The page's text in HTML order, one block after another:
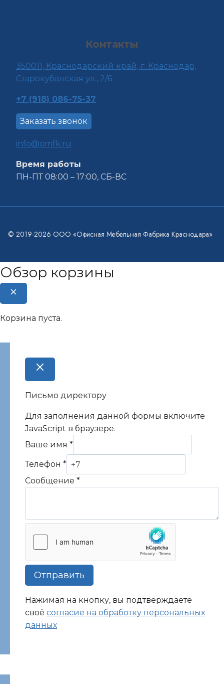
Контакты
350011, Краснодарский край, г. Краснодар,
Старокубанская ул., 2/6
+7 (918) 086-75-37
Заказать звонок
info@omfk.ru
Время работы
ПН-ПТ 08:00 – 17:00, СБ-ВС
© 2019-2026 ООО «Офисная Мебельная Фабрика Краснодара»
Обзор корзины
Корзина пуста.
Письмо директору
Для заполнения данной формы включите
JavaScript в браузере.
Ваше имя *
Телефон *
Сообщение *
Отправить
Нажимая на кнопку, вы подтверждаете
своё согласие на обработку персональных
данных